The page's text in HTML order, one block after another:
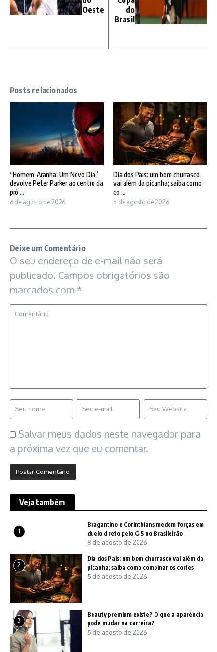
Oeste
do
Brasil
Posts relacionados
“Homem-Aranha: Um Novo Dia”
devolve Peter Parker ao centro da
pró ...
6 de agosto de 2026
Dia dos Pais: um bom churrasco
vai além da picanha; saiba como
co ...
5 de agosto de 2026
Deixe um Comentário
O seu endereço de e-mail não será
publicado. Campos obrigatórios são
marcados com *
Salvar meus dados neste navegador para
a próxima vez que eu comentar.
Veja também
1
Bragantino e Corinthians medem forças em
duelo direto pelo G-5 no Brasileirão
8 de agosto de 2026
2
Dia dos Pais: um bom churrasco vai além da
picanha; saiba como combinar os cortes
5 de agosto de 2026
3
Beauty premium existe? O que a aparência
pode mudar na carreira?
5 de agosto de 2026